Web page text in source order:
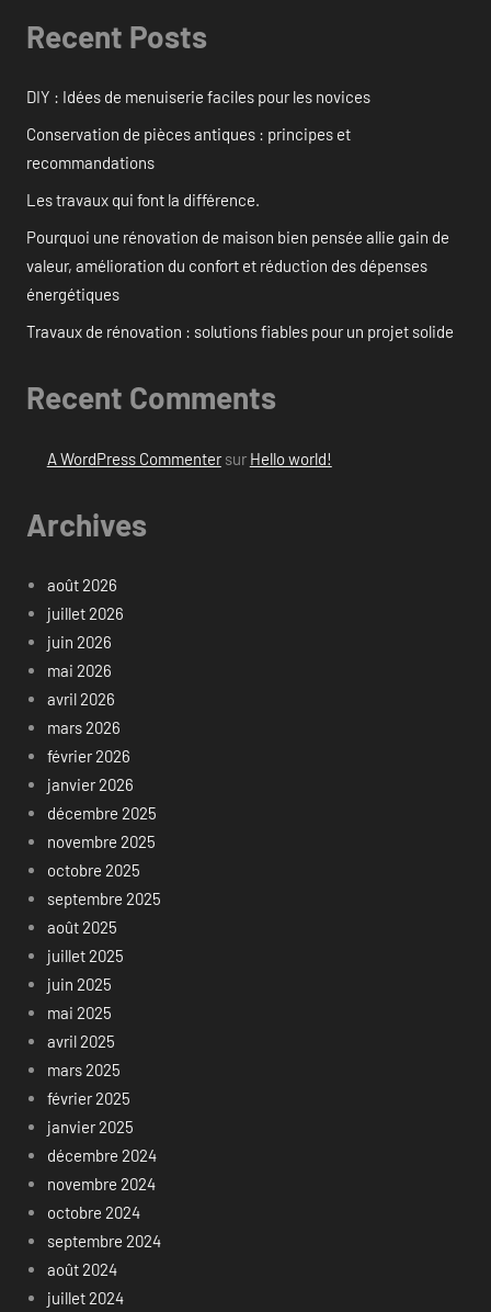
Recent Posts
DIY : Idées de menuiserie faciles pour les novices
Conservation de pièces antiques : principes et
recommandations
Les travaux qui font la différence.
Pourquoi une rénovation de maison bien pensée allie gain de
valeur, amélioration du confort et réduction des dépenses
énergétiques
Travaux de rénovation : solutions fiables pour un projet solide
Recent Comments
A WordPress Commentersur Hello world!
Archives
août 2026
juillet 2026
juin 2026
mai 2026
avril 2026
mars 2026
février 2026
janvier 2026
décembre 2025
novembre 2025
octobre 2025
septembre 2025
août 2025
juillet 2025
juin 2025
mai 2025
avril 2025
mars 2025
février 2025
janvier 2025
décembre 2024
novembre 2024
octobre 2024
septembre 2024
août 2024
juillet 2024